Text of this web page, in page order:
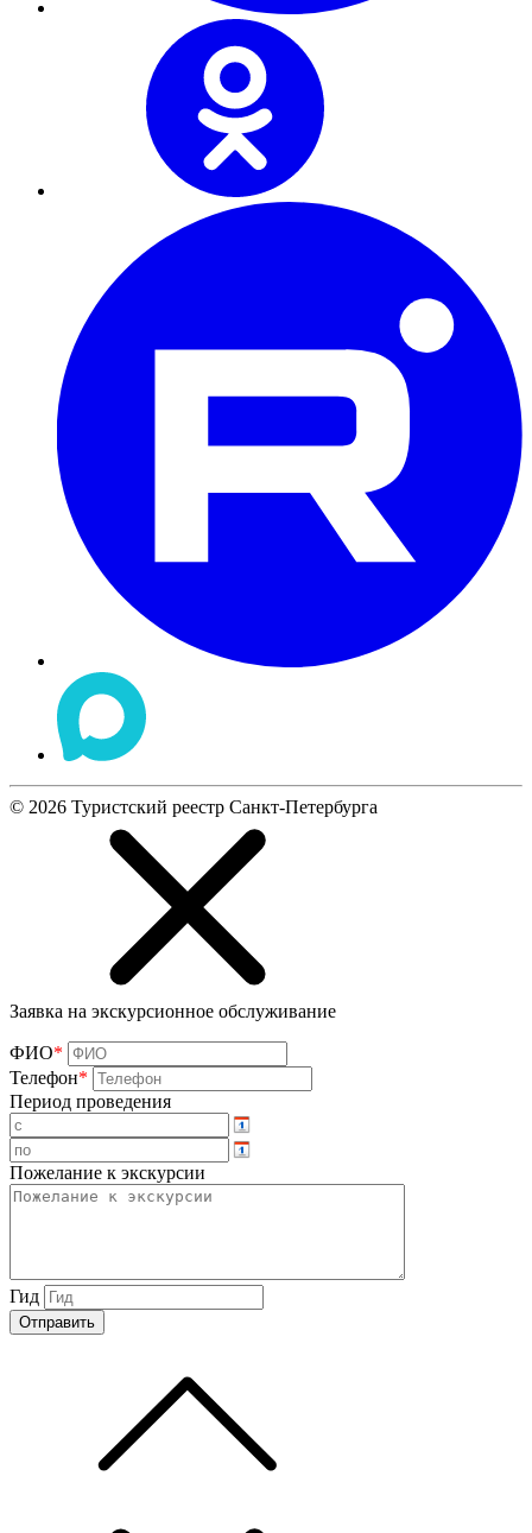
© 2026 Туристский реестр Санкт-Петербурга
Заявка на экскурсионное обслуживание
ФИО*
Телефон*
Период проведения
Пожелание к экскурсии
Гид